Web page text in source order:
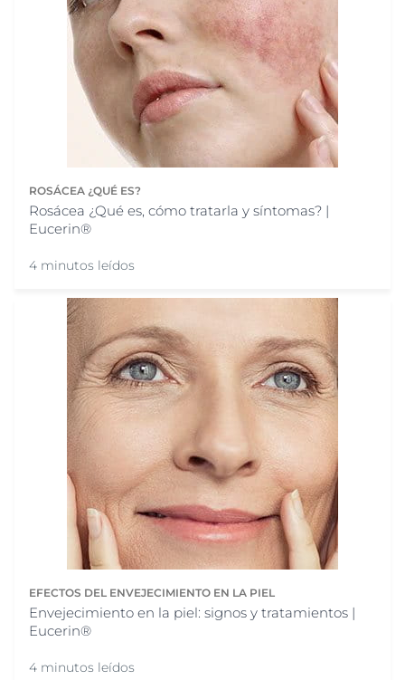
ROSÁCEA ¿QUÉ ES?
Rosácea ¿Qué es, cómo tratarla y síntomas? |
Eucerin®
4 minutos leídos
EFECTOS DEL ENVEJECIMIENTO EN LA PIEL
Envejecimiento en la piel: signos y tratamientos |
Eucerin®
4 minutos leídos